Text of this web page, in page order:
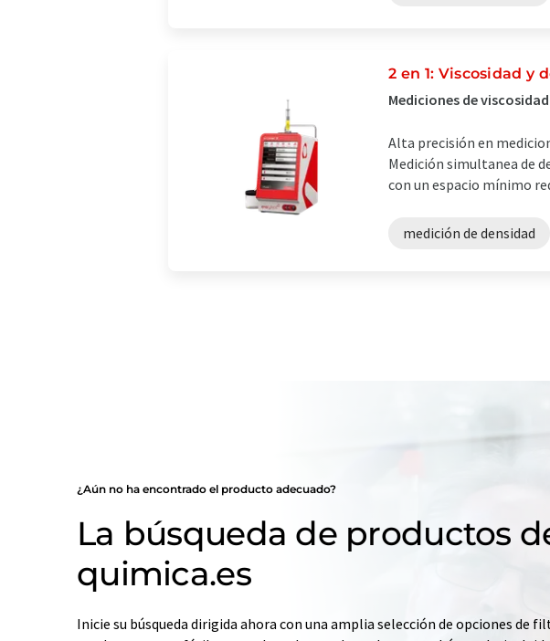
2 en 1: Viscosidad y
Mediciones de viscosidad
Alta precisión en
Medición simultanea de
con un espacio mínimo
medición de densidad
¿Aún no ha encontrado el producto adecuado?
La búsqueda de productos
quimica.es
Inicie su búsqueda dirigida ahora con una amplia selección de opciones de